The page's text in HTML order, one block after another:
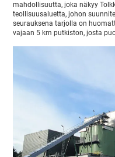
mahdollisuutta, joka näkyy
teollisuusaluetta, johon
seurauksena tarjolla on
vajaan 5 km putkiston, josta